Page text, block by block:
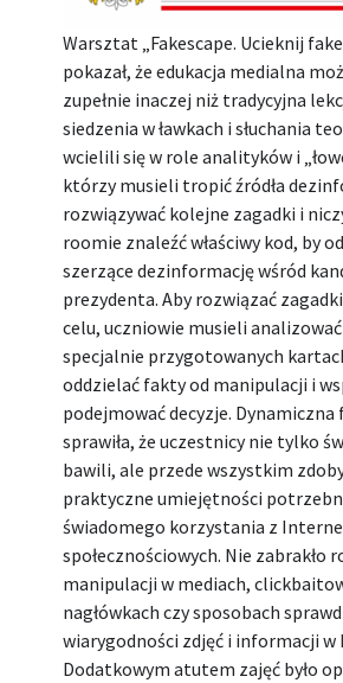
Warsztat „Fakescape. Ucieknij
pokazał, że edukacja medialna
zupełnie inaczej niż tradycyjna
siedzenia w ławkach i słuchania
wcielili się w role analityków i
którzy musieli tropić źródła
rozwiązywać kolejne zagadki i
roomie znaleźć właściwy kod, by
szerzące dezinformację wśród
prezydenta. Aby rozwiązać
celu, uczniowie musieli
specjalnie przygotowanych
oddzielać fakty od manipulacji i
podejmować decyzje. Dynamiczna
sprawiła, że uczestnicy nie tylko
bawili, ale przede wszystkim
praktyczne umiejętności
świadomego korzystania z
społecznościowych. Nie zabrakło
manipulacji w mediach,
nagłówkach czy sposobach
wiarygodności zdjęć i informacji w
Dodatkowym atutem zajęć było